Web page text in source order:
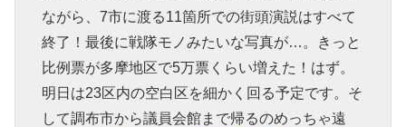
ながら、7市に渡る11箇所での街頭演説はすべて
終了！最後に戦隊モノみたいな写真が…。きっと
比例票が多摩地区で5万票くらい増えた！はず。
明日は23区内の空白区を細かく回る予定です。そ
して調布市から議員会館まで帰るのめっちゃ遠